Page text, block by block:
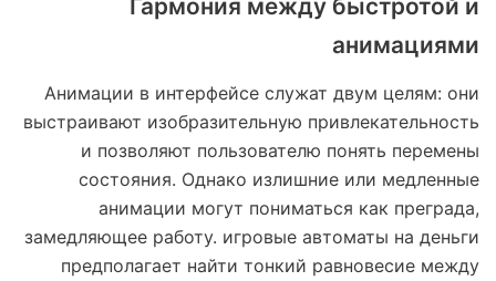
Гармония между быстротой и
анимациями
Анимации в интерфейсе служат двум целям: они
выстраивают изобразительную привлекательность
и позволяют пользователю понять перемены
состояния. Однако излишние или медленные
анимации могут пониматься как преграда,
замедляющее работу. игровые автоматы на деньги
предполагает найти тонкий равновесие между